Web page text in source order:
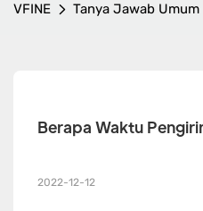
VFINE Tanya Jawab Umum
Berapa Waktu
2022-12-12